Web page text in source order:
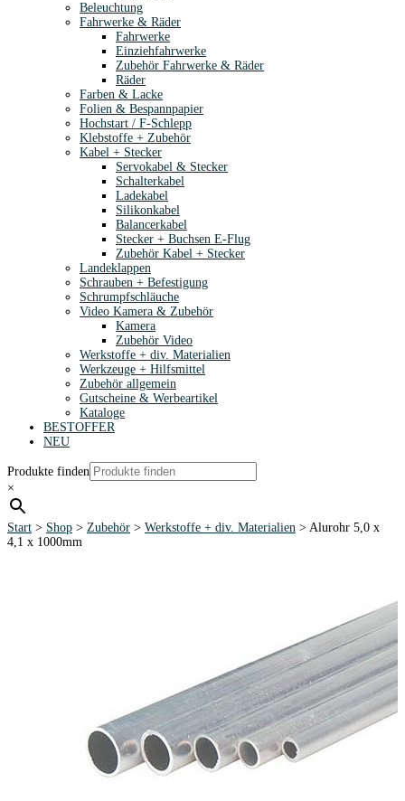
Beleuchtung
Fahrwerke & Räder
Fahrwerke
Einziehfahrwerke
Zubehör Fahrwerke & Räder
Räder
Farben & Lacke
Folien & Bespannpapier
Hochstart / F-Schlepp
Klebstoffe + Zubehör
Kabel + Stecker
Servokabel & Stecker
Schalterkabel
Ladekabel
Silikonkabel
Balancerkabel
Stecker + Buchsen E-Flug
Zubehör Kabel + Stecker
Landeklappen
Schrauben + Befestigung
Schrumpfschläuche
Video Kamera & Zubehör
Kamera
Zubehör Video
Werkstoffe + div. Materialien
Werkzeuge + Hilfsmittel
Zubehör allgemein
Gutscheine & Werbeartikel
Kataloge
BESTOFFER
NEU
Produkte finden
×
Start > Shop > Zubehör > Werkstoffe + div. Materialien > Alurohr 5,0 x
4,1 x 1000mm